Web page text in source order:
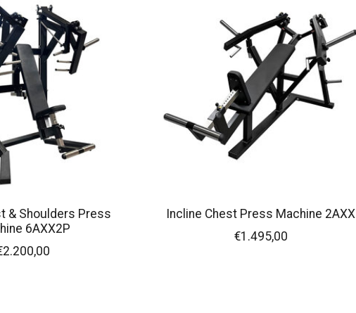
& Shoulders Press
6AXX2P
Incline Chest Press Machine 2AXX
€1.495,00